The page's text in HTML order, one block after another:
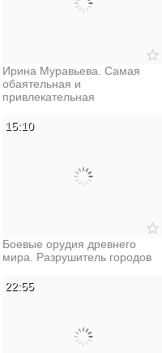
Ирина Муравьева. Самая
обаятельная и
привлекательная
Боевые орудия древнего
мира. Разрушитель городов
15:10
22:55